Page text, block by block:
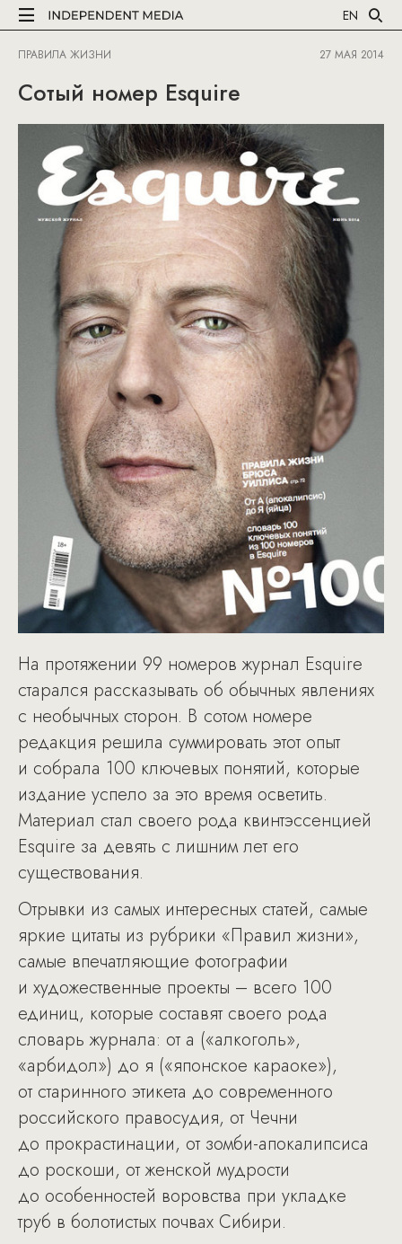
EN
ПРАВИЛА ЖИЗНИ 27 МАЯ 2014
Сотый номер Esquire
На протяжении 99 номеров журнал Esquire
старался рассказывать об обычных явлениях
с необычных сторон. В сотом номере
редакция решила суммировать этот опыт
и собрала 100 ключевых понятий, которые
издание успело за это время осветить.
Материал стал своего рода квинтэссенцией
Esquire за девять с лишним лет его
существования.
Отрывки из самых интересных статей, самые
яркие цитаты из рубрики «Правил жизни»,
самые впечатляющие фотографии
и художественные проекты – всего 100
единиц, которые составят своего рода
словарь журнала: от а («алкоголь»,
«арбидол») до я («японское караоке»),
от старинного этикета до современного
российского правосудия, от Чечни
до прокрастинации, от зомби-апокалипсиса
до роскоши, от женской мудрости
до особенностей воровства при укладке
труб в болотистых почвах Сибири.